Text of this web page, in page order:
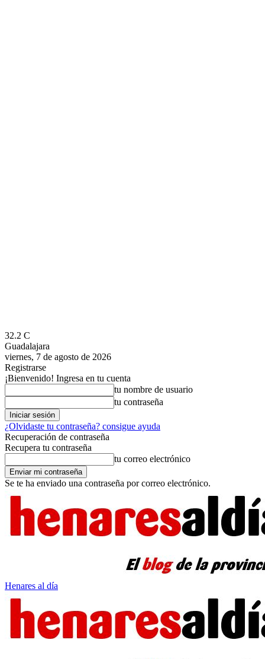
32.2 C
Guadalajara
viernes, 7 de agosto de 2026
Registrarse
¡Bienvenido! Ingresa en tu cuenta
tu nombre de usuario
tu contraseña
¿Olvidaste tu contraseña? consigue ayuda
Recuperación de contraseña
Recupera tu contraseña
tu correo electrónico
Se te ha enviado una contraseña por correo electrónico.
Henares al día